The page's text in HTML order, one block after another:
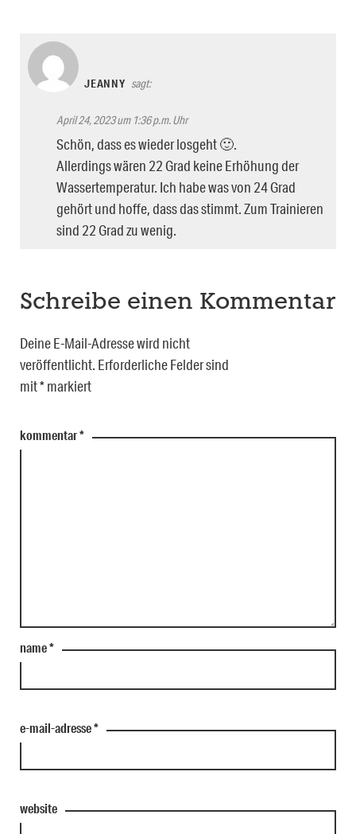
JEANNY sagt:
April 24, 2023 um 1:36 p.m. Uhr
Schön, dass es wieder losgeht 🙂.
Allerdings wären 22 Grad keine Erhöhung der
Wassertemperatur. Ich habe was von 24 Grad
gehört und hoffe, dass das stimmt. Zum Trainieren
sind 22 Grad zu wenig.
Schreibe einen Kommentar
Deine E-Mail-Adresse wird nicht
veröffentlicht. Erforderliche Felder sind
mit*markiert
kommentar*
name*
e-mail-adresse*
website